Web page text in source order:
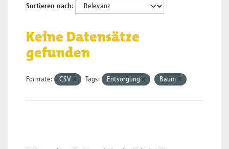
Sortieren nach
Keine Datensätze
gefunden
Formate: CSV Tags: Entsorgung Baum